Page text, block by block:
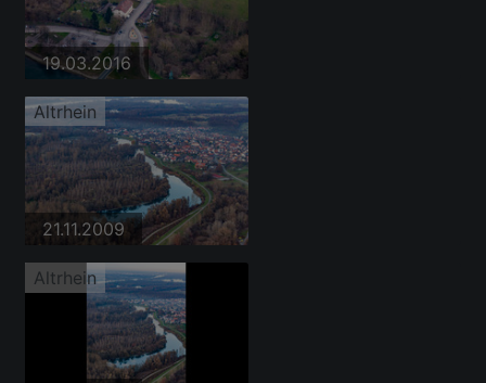
19.03.2016
Altrhein
21.11.2009
Altrhein